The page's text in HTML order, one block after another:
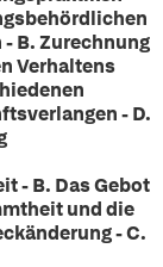
B. Zurechnung
Verhaltens
- D.
- B. Das Gebot
und die
- C.